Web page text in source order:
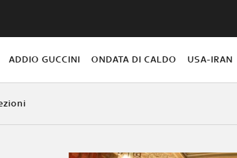
ADDIO GUCCINI ONDATA DI CALDO USA-IRAN